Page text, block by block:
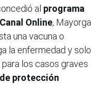
al programa
Online, Mayorga
una vacuna o
la enfermedad y solo
los casos graves
protección